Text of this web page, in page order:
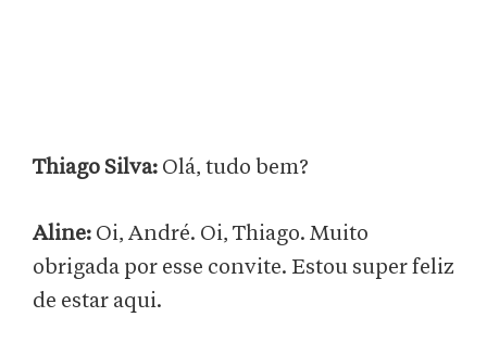
Thiago Silva: Olá, tudo bem?
Aline: Oi, André. Oi, Thiago. Muito
obrigada por esse convite. Estou super feliz
de estar aqui.